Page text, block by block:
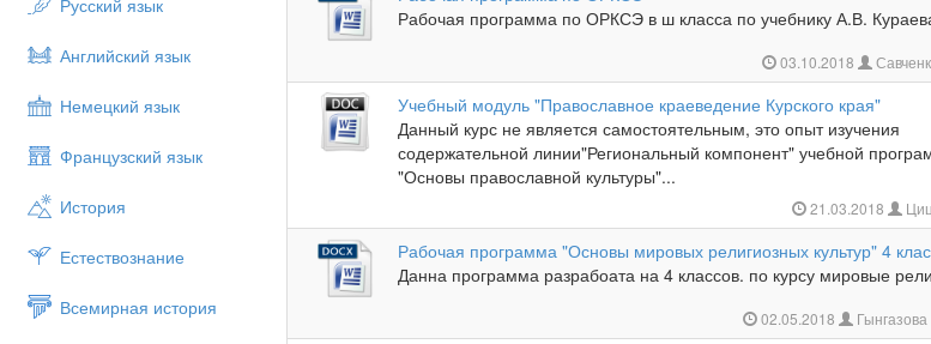
Русский язык
Английский язык
Немецкий язык
Французский язык
История
Естествознание
Всемирная история
Рабочая программа по ОРКСЭ в ш класса по учебнику А.В.
03.10.2018
Учебный модуль "Православное краеведение Курского края"
Данный курс не является самостоятельным, это опыт изучения
содержательной линии"Региональный компонент" учебной
"Основы православной культуры"...
21.03.2018
Рабочая программа "Основы мировых религиозных культур" 4
Данна программа разрабоата на 4 классов. по курсу мировые
02.05.2018